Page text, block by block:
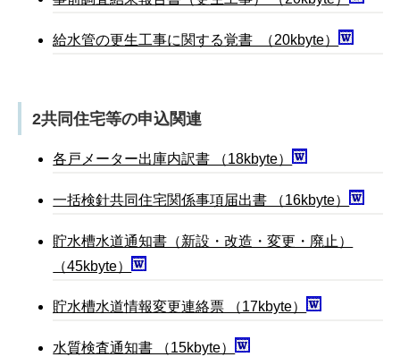
給水管の更生工事に関する覚書 （20kbyte）
2共同住宅等の申込関連
各戸メーター出庫内訳書 （18kbyte）
一括検針共同住宅関係事項届出書 （16kbyte）
貯水槽水道通知書（新設・改造・変更・廃止）
（45kbyte）
貯水槽水道情報変更連絡票 （17kbyte）
水質検査通知書 （15kbyte）